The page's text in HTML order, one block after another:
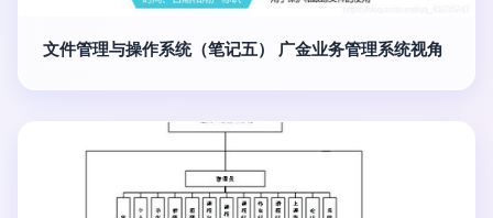
文件管理与操作系统（笔记五） 广金业务管理系统视角